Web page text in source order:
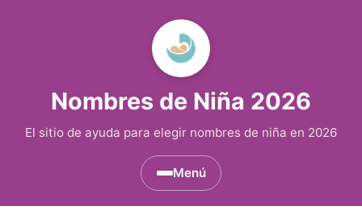
Nombres de Niña 2026
El sitio de ayuda para elegir nombres de niña en 2026
Menú